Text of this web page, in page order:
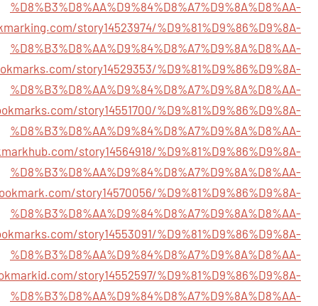
%D8%B3%D8%AA%D9%84%D8%A7%D9%8A%D8%AA-
story14523974/%D9%81%D9%86%D9%8A-
%D8%B3%D8%AA%D9%84%D8%A7%D9%8A%D8%AA-
story14529353/%D9%81%D9%86%D9%8A-
%D8%B3%D8%AA%D9%84%D8%A7%D9%8A%D8%AA-
story14551700/%D9%81%D9%86%D9%8A-
%D8%B3%D8%AA%D9%84%D8%A7%D9%8A%D8%AA-
story14564918/%D9%81%D9%86%D9%8A-
%D8%B3%D8%AA%D9%84%D8%A7%D9%8A%D8%AA-
story14570056/%D9%81%D9%86%D9%8A-
%D8%B3%D8%AA%D9%84%D8%A7%D9%8A%D8%AA-
story14553091/%D9%81%D9%86%D9%8A-
%D8%B3%D8%AA%D9%84%D8%A7%D9%8A%D8%AA-
story14552597/%D9%81%D9%86%D9%8A-
%D8%B3%D8%AA%D9%84%D8%A7%D9%8A%D8%AA-